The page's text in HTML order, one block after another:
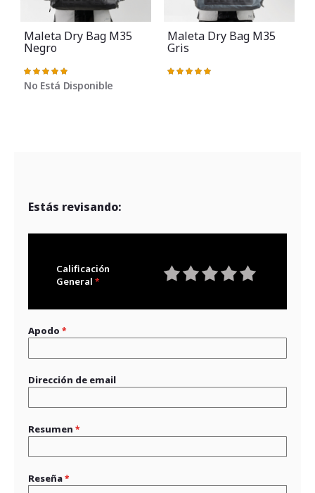
Maleta Dry Bag M35
Negro
Valoración:
100%
No Está Disponible
Maleta Dry Bag M35
Gris
Valoración:
Estás revisando:
Calificación
General
Apodo
Dirección de email
Resumen
Reseña